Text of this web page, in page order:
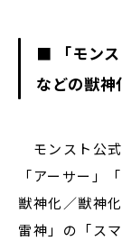
■ 「モンス
などの獣神
モンスト公式
「アーサー」
獣神化／獣神
雷神」の「ス